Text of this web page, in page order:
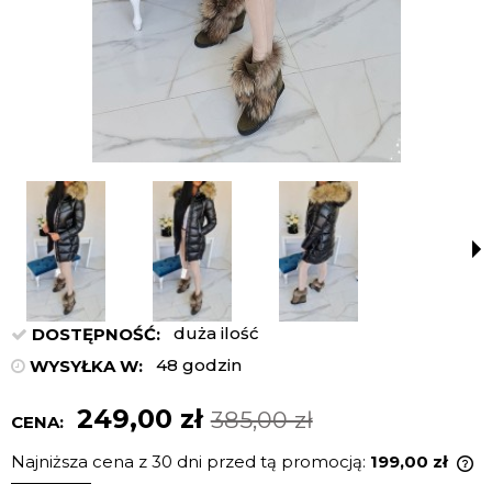
DOSTĘPNOŚĆ:
duża ilość
WYSYŁKA W:
48 godzin
CENA: 249,00 zł 385,00 zł
Najniższa cena z 30 dni przed tą promocją: 199,00 zł